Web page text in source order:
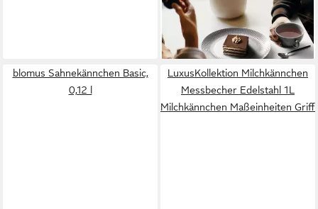
ab 22,60 €
lieferbar - in 2-3 Werktagen bei dir
blomus Sahnekännchen Basic,
0,12 l
LuxusKollektion Milchkännchen
Messbecher Edelstahl 1L
Milchkännchen Maßeinheiten Griff